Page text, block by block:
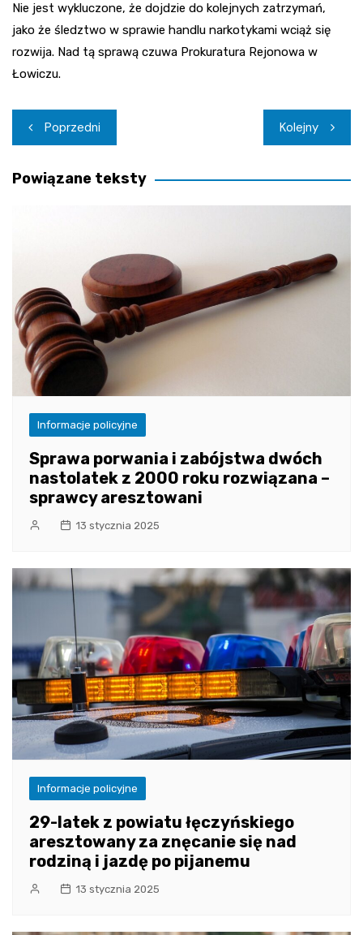
Nie jest wykluczone, że dojdzie do kolejnych zatrzymań,
jako że śledztwo w sprawie handlu narkotykami wciąż się
rozwija. Nad tą sprawą czuwa Prokuratura Rejonowa w
Łowiczu.
Nawigacja
wpisu
Poprzedni Kolejny
Powiązane teksty
Informacje policyjne
Sprawa porwania i zabójstwa dwóch
nastolatek z 2000 roku rozwiązana –
sprawcy aresztowani
13 stycznia 2025
Informacje policyjne
29-latek z powiatu łęczyńskiego
aresztowany za znęcanie się nad
rodziną i jazdę po pijanemu
13 stycznia 2025